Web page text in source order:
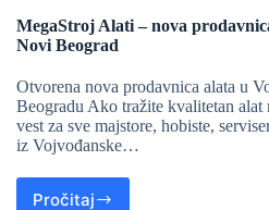
MegaStroj Alati – nova
Novi Beograd
Otvorena nova prodavnica alata u
Beogradu Ako tražite kvalitetan
vest za sve majstore, hobiste,
iz Vojvođanske…
Pročitaj